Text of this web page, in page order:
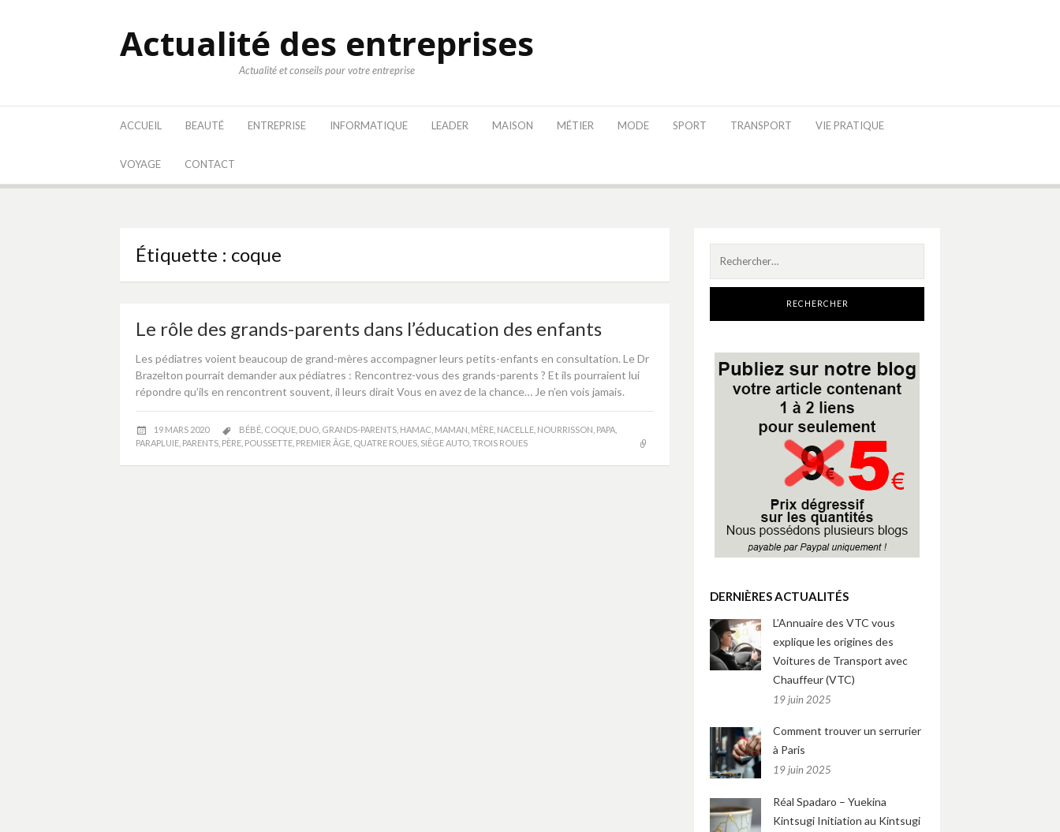
Actualité des entreprises
Actualité et conseils pour votre entreprise
ACCUEIL BEAUTÉ ENTREPRISE INFORMATIQUE LEADER MAISON MÉTIER MODE SPORT TRANSPORT VIE PRATIQUE
VOYAGE CONTACT
Étiquette : coque
Le rôle des grands-parents dans l’éducation des enfants
Les pédiatres voient beaucoup de grand-mères accompagner leurs petits-enfants en consultation. Le Dr
Brazelton pourrait demander aux pédiatres : Rencontrez-vous des grands-parents ? Et ils pourraient lui
répondre qu’ils en rencontrent souvent, il leurs dirait Vous en avez de la chance… Je n’en vois jamais.
19 MARS 2020 BÉBÉ COQUE DUO GRANDS-PARENTS HAMAC MAMAN MÈRE NACELLE NOURRISSON PAPA
PARAPLUIE PARENTS PÈRE POUSSETTE PREMIER ÂGE QUATRE ROUES SIÈGE AUTO TROIS ROUES
DERNIÈRES ACTUALITÉS
L’Annuaire des VTC vous
explique les origines des
Voitures de Transport avec
Chauffeur (VTC)
19 juin 2025
Comment trouver un serrurier
à Paris
19 juin 2025
Réal Spadaro – Yuekina
Kintsugi Initiation au Kintsugi